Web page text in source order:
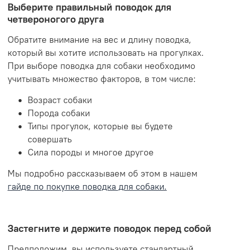
Выберите правильный поводок для
четвероногого друга
Обратите внимание на вес и длину поводка,
который вы хотите использовать на прогулках.
При выборе поводка для собаки необходимо
учитывать множество факторов, в том числе:
Возраст собаки
Порода собаки
Типы прогулок, которые вы будете
совершать
Сила породы и многое другое
Мы подробно рассказываем об этом в нашем
гайде по покупке поводка для собаки.
Застегните и держите поводок перед собой